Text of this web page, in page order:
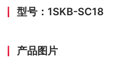
型号：1SKB-SC18
产品图片